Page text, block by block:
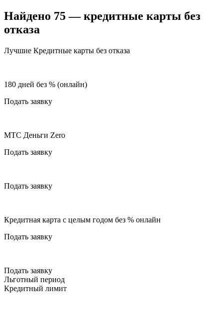
Найдено 75 — кредитные карты без
отказа
Лучшие Кредитные карты без отказа
180 дней без % (онлайн)
Подать заявку
МТС Деньги Zero
Подать заявку
Подать заявку
Кредитная карта с целым годом без % онлайн
Подать заявку
Подать заявку
Льготный период
Кредитный лимит